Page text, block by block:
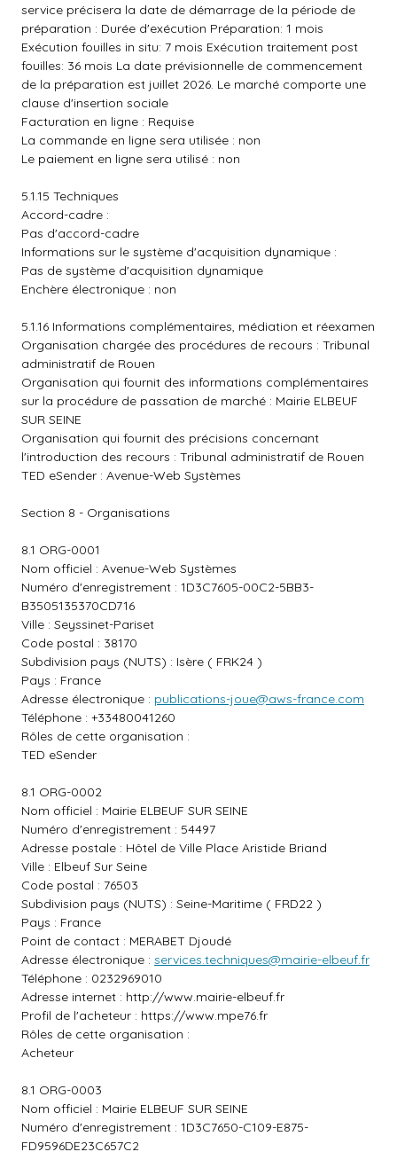
service précisera la date de démarrage de la période de
préparation : Durée d'exécution Préparation: 1 mois
Exécution fouilles in situ: 7 mois Exécution traitement post
fouilles: 36 mois La date prévisionnelle de commencement
de la préparation est juillet 2026. Le marché comporte une
clause d'insertion sociale
Facturation en ligne : Requise
La commande en ligne sera utilisée : non
Le paiement en ligne sera utilisé : non
5.1.15 Techniques
Accord-cadre :
Pas d'accord-cadre
Informations sur le système d'acquisition dynamique :
Pas de système d'acquisition dynamique
Enchère électronique : non
5.1.16 Informations complémentaires, médiation et réexamen
Organisation chargée des procédures de recours : Tribunal
administratif de Rouen
Organisation qui fournit des informations complémentaires
sur la procédure de passation de marché : Mairie ELBEUF
SUR SEINE
Organisation qui fournit des précisions concernant
l'introduction des recours : Tribunal administratif de Rouen
TED eSender : Avenue-Web Systèmes
Section 8 - Organisations
8.1 ORG-0001
Nom officiel : Avenue-Web Systèmes
Numéro d'enregistrement : 1D3C7605-00C2-5BB3-
B3505135370CD716
Ville : Seyssinet-Pariset
Code postal : 38170
Subdivision pays (NUTS) : Isère ( FRK24 )
Pays : France
Adresse électronique : publications-joue@aws-france.com
Téléphone : +33480041260
Rôles de cette organisation :
TED eSender
8.1 ORG-0002
Nom officiel : Mairie ELBEUF SUR SEINE
Numéro d'enregistrement : 54497
Adresse postale : Hôtel de Ville Place Aristide Briand
Ville : Elbeuf Sur Seine
Code postal : 76503
Subdivision pays (NUTS) : Seine-Maritime ( FRD22 )
Pays : France
Point de contact : MERABET Djoudé
Adresse électronique : services.techniques@mairie-elbeuf.fr
Téléphone : 0232969010
Adresse internet : http://www.mairie-elbeuf.fr
Profil de l'acheteur : https://www.mpe76.fr
Rôles de cette organisation :
Acheteur
8.1 ORG-0003
Nom officiel : Mairie ELBEUF SUR SEINE
Numéro d'enregistrement : 1D3C7650-C109-E875-
FD9596DE23C657C2